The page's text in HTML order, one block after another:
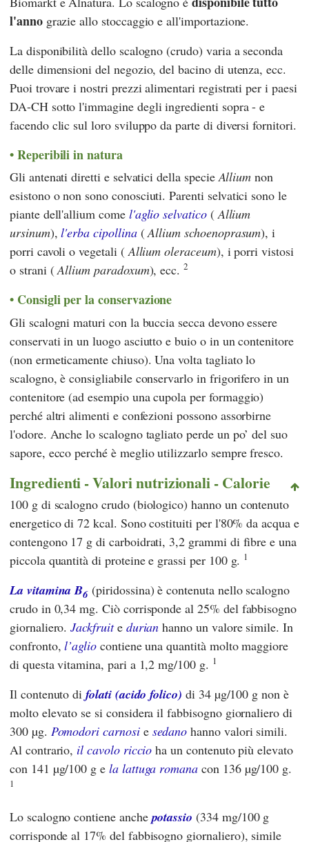
l'annograzie allo stoccaggio e all'importazione.
La disponibilità dello scalogno (crudo) varia a seconda
delle dimensioni del negozio, del bacino di utenza, ecc.
Puoi trovare i nostri prezzi alimentari registrati per i paesi
DA-CH sotto l'immagine degli ingredienti sopra - e
facendo clic sul loro sviluppo da parte di diversi fornitori.
Reperibili in natura
Gli antenati diretti e selvatici della specieAllium non
esistono o non sono conosciuti. Parenti selvatici sono le
piante dell'allium come l'aglio selvatico(Allium
ursinum),l'erba cipollina(Allium schoenoprasum), i
porri cavoli o vegetali (Allium oleraceum), i porri vistosi
o strani (Allium paradoxum), ecc.2
Consigli per la conservazione
Gli scalogni maturi con la buccia secca devono essere
conservati in un luogo asciutto e buio o in un contenitore
(non ermeticamente chiuso). Una volta tagliato lo
scalogno, è consigliabile conservarlo in frigorifero in un
contenitore (ad esempio una cupola per formaggio)
perché altri alimenti e confezioni possono assorbirne
l'odore. Anche lo scalogno tagliato perde un po’ del suo
sapore, ecco perché è meglio utilizzarlo sempre fresco.
Ingredienti - Valori nutrizionali - Calorie
100 g di scalogno crudo (biologico) hanno un contenuto
energetico di 72 kcal. Sono costituiti per l'80% da acqua e
contengono 17 g di carboidrati, 3,2 grammi di fibre e una
piccola quantità di proteine e grassi per 100 g. 1
La vitamina B6 (piridossina) è contenuta nello scalogno
crudo in 0,34 mg. Ciò corrisponde al 25% del fabbisogno
giornaliero.Jackfruite durian hanno un valore simile. In
confronto,l’aglio contiene una quantità molto maggiore
di questa vitamina, pari a 1,2 mg/100 g. 1
Il contenuto difolati (acido folico) di 34 µg/100 g non è
molto elevato se si considera il fabbisogno giornaliero di
300 µg. Pomodori carnosie sedano hanno valori simili.
Al contrario, il cavolo riccio ha un contenuto più elevato
con 141 µg/100 g e la lattuga romana con 136 µg/100 g.
1
Lo scalogno contiene anchepotassio (334 mg/100 g
corrisponde al 17% del fabbisogno giornaliero), simile